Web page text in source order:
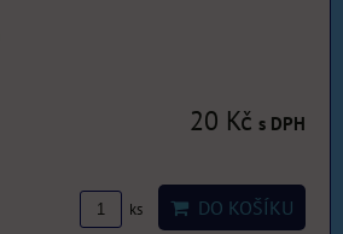
20 Kč s DPH
ks DO KOŠÍKU